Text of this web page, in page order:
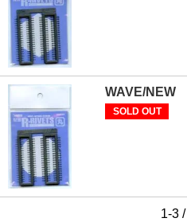
WAVE/NEW
SOLD OUT
1-3